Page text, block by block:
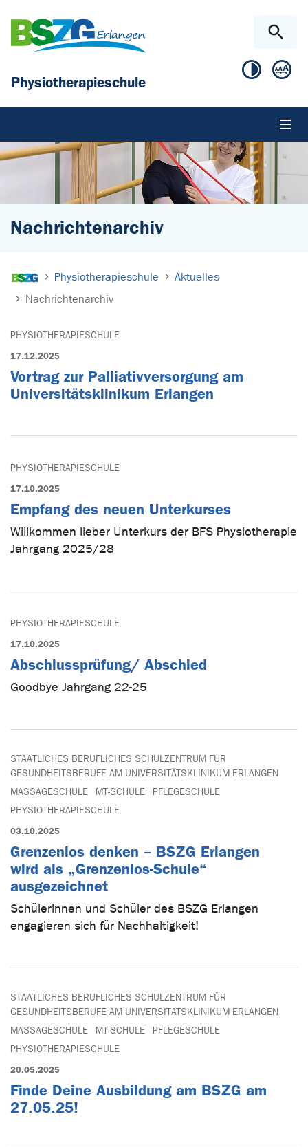
Physiotherapieschule
Nachrichtenarchiv
Physiotherapieschule
Aktuelles
Nachrichtenarchiv
PHYSIOTHERAPIESCHULE
17.12.2025
Vortrag zur Palliativversorgung am
Universitätsklinikum Erlangen
PHYSIOTHERAPIESCHULE
17.10.2025
Empfang des neuen Unterkurses
Willkommen lieber Unterkurs der BFS Physiotherapie
Jahrgang 2025/28
PHYSIOTHERAPIESCHULE
17.10.2025
Abschlussprüfung/ Abschied
Goodbye Jahrgang 22-25
STAATLICHES BERUFLICHES SCHULZENTRUM FÜR
GESUNDHEITSBERUFE AM UNIVERSITÄTSKLINIKUM ERLANGEN
MASSAGESCHULE
MT-SCHULE
PFLEGESCHULE
PHYSIOTHERAPIESCHULE
03.10.2025
Grenzenlos denken – BSZG Erlangen
wird als „Grenzenlos-Schule“
ausgezeichnet
Schülerinnen und Schüler des BSZG Erlangen
engagieren sich für Nachhaltigkeit!
STAATLICHES BERUFLICHES SCHULZENTRUM FÜR
GESUNDHEITSBERUFE AM UNIVERSITÄTSKLINIKUM ERLANGEN
MASSAGESCHULE
MT-SCHULE
PFLEGESCHULE
PHYSIOTHERAPIESCHULE
20.05.2025
Finde Deine Ausbildung am BSZG am
27.05.25!